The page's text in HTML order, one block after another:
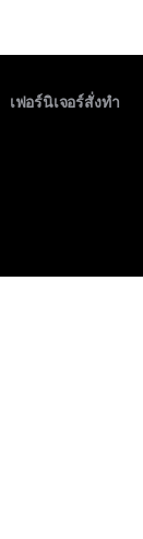
เฟอร์นิเจอร์สั่งทำ